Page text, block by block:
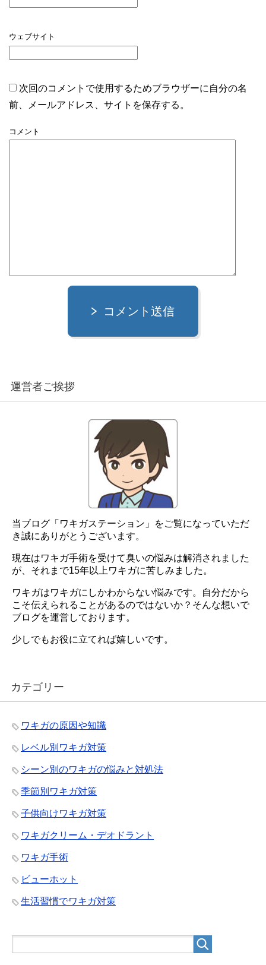
ウェブサイト
次回のコメントで使用するためブラウザーに自分の名
前、メールアドレス、サイトを保存する。
コメント
コメント送信
運営者ご挨拶
当ブログ「ワキガステーション」をご覧になっていただ
き誠にありがとうございます。
現在はワキガ手術を受けて臭いの悩みは解消されました
が、それまで15年以上ワキガに苦しみました。
ワキガはワキガにしかわからない悩みです。自分だから
こそ伝えられることがあるのではないか？そんな想いで
ブログを運営しております。
少しでもお役に立てれば嬉しいです。
カテゴリー
ワキガの原因や知識
レベル別ワキガ対策
シーン別のワキガの悩みと対処法
季節別ワキガ対策
子供向けワキガ対策
ワキガクリーム・デオドラント
ワキガ手術
ビューホット
生活習慣でワキガ対策